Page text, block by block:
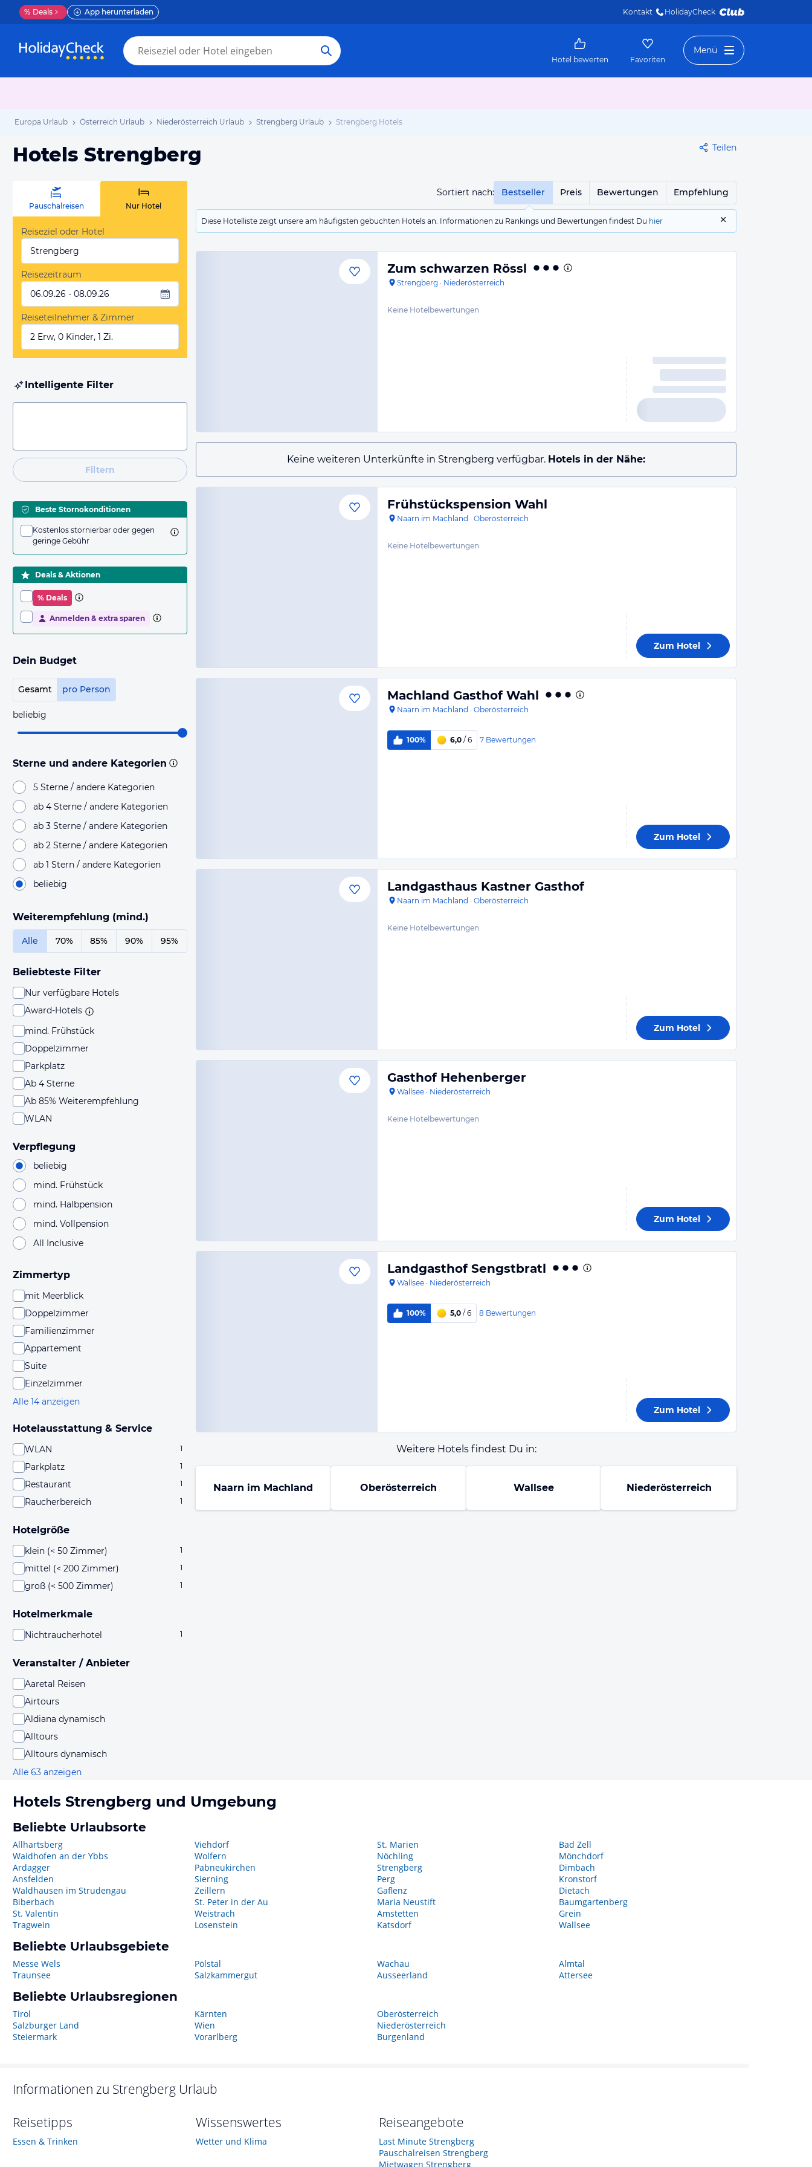
% Deals App herunterladen Kontakt HolidayCheck
Hotel bewerten Favoriten
Menü
Europa Urlaub Österreich Urlaub Niederösterreich Urlaub Strengberg Urlaub Strengberg Hotels
Hotels Strengberg Teilen
Sortiert nach: Bestseller Preis Bewertungen Empfehlung
Diese Hotelliste zeigt unsere am häufigsten gebuchten Hotels an. Informationen zu Rankings und Bewertungen findest Du hier
Pauschalreisen Nur Hotel
Reiseziel oder Hotel
Strengberg
Reisezeitraum
06.09.26 - 08.09.26
Reiseteilnehmer & Zimmer
2 Erw, 0 Kinder, 1 Zi.
Intelligente Filter
Filtern
Beste Stornokonditionen
Kostenlos stornierbar oder gegen
geringe Gebühr
Deals & Aktionen
% Deals
Anmelden & extra sparen
Dein Budget
Gesamt pro Person
beliebig
Sterne und andere Kategorien
5 Sterne / andere Kategorien
ab 4 Sterne / andere Kategorien
ab 3 Sterne / andere Kategorien
ab 2 Sterne / andere Kategorien
ab 1 Stern / andere Kategorien
beliebig
Weiterempfehlung (mind.)
Alle 70% 85% 90% 95%
Beliebteste Filter
Nur verfügbare Hotels
Award-Hotels
mind. Frühstück
Doppelzimmer
Parkplatz
Ab 4 Sterne
Ab 85% Weiterempfehlung
WLAN
Verpflegung
beliebig
mind. Frühstück
mind. Halbpension
mind. Vollpension
All Inclusive
Zimmertyp
mit Meerblick
Doppelzimmer
Familienzimmer
Appartement
Suite
Einzelzimmer
Alle 14 anzeigen
Hotelausstattung & Service
WLAN 1
Parkplatz 1
Restaurant 1
Raucherbereich 1
Hotelgröße
klein (< 50 Zimmer) 1
mittel (< 200 Zimmer) 1
groß (< 500 Zimmer) 1
Hotelmerkmale
Nichtraucherhotel 1
Veranstalter / Anbieter
Aaretal Reisen
Airtours
Aldiana dynamisch
Alltours
Alltours dynamisch
Alle 63 anzeigen
Zum schwarzen Rössl
Strengberg · Niederösterreich
Keine Hotelbewertungen
Keine weiteren Unterkünfte in Strengberg verfügbar. Hotels in der Nähe:
Frühstückspension Wahl
Naarn im Machland · Oberösterreich
Keine Hotelbewertungen
Zum Hotel
Machland Gasthof Wahl
Naarn im Machland · Oberösterreich
100% 6,0 / 6 7 Bewertungen
Zum Hotel
Landgasthaus Kastner Gasthof
Naarn im Machland · Oberösterreich
Keine Hotelbewertungen
Zum Hotel
Gasthof Hehenberger
Wallsee · Niederösterreich
Keine Hotelbewertungen
Zum Hotel
Landgasthof Sengstbratl
Wallsee · Niederösterreich
100% 5,0 / 6 8 Bewertungen
Zum Hotel
Weitere Hotels findest Du in:
Naarn im Machland Oberösterreich Wallsee Niederösterreich
Hotels Strengberg und Umgebung
Beliebte Urlaubsorte
Allhartsberg
Waidhofen an der Ybbs
Ardagger
Ansfelden
Waldhausen im Strudengau
Biberbach
St. Valentin
Tragwein
Viehdorf
Wolfern
Pabneukirchen
Sierning
Zeillern
St. Peter in der Au
Weistrach
Losenstein
St. Marien
Nöchling
Strengberg
Perg
Gaflenz
Maria Neustift
Amstetten
Katsdorf
Bad Zell
Mönchdorf
Dimbach
Kronstorf
Dietach
Baumgartenberg
Grein
Wallsee
Beliebte Urlaubsgebiete
Messe Wels
Traunsee
Pölstal
Salzkammergut
Wachau
Ausseerland
Almtal
Attersee
Beliebte Urlaubsregionen
Tirol
Salzburger Land
Steiermark
Kärnten
Wien
Vorarlberg
Oberösterreich
Niederösterreich
Burgenland
Informationen zu Strengberg Urlaub
Reisetipps
Essen & Trinken
Wissenswertes
Wetter und Klima
Reiseangebote
Last Minute Strengberg
Pauschalreisen Strengberg
Mietwagen Strengberg